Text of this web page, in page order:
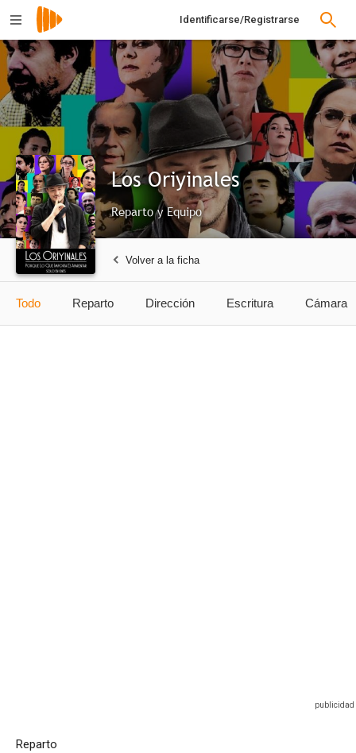
Identificarse/Registrarse
Los Oriyinales
Reparto y Equipo
Volver a la ficha
Todo Reparto Dirección Escritura Cámara
Reparto